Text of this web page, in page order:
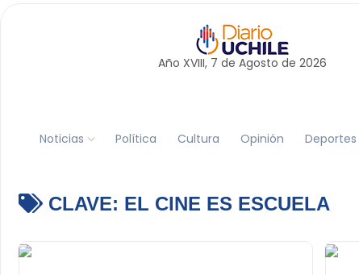
Año XVIII, 7 de Agosto de 2026
Noticias Política Cultura Opinión Deportes
CLAVE: EL CINE ES ESCUELA